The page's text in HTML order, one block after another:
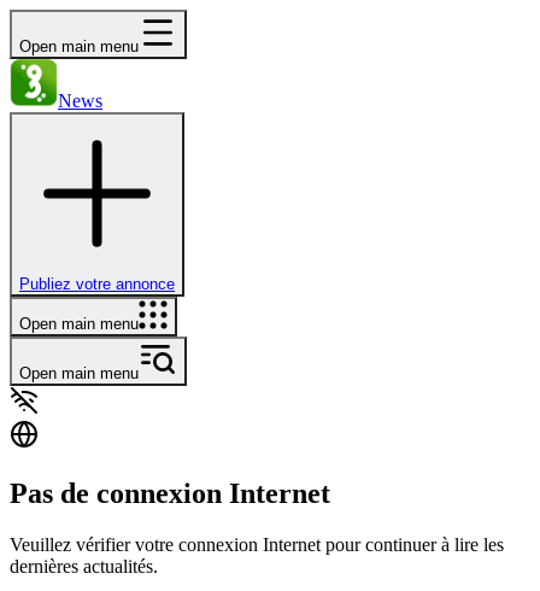
Open main menu
News
Publiez votre annonce
Open main menu
Open main menu
Pas de connexion Internet
Veuillez vérifier votre connexion Internet pour continuer à lire les
dernières actualités.